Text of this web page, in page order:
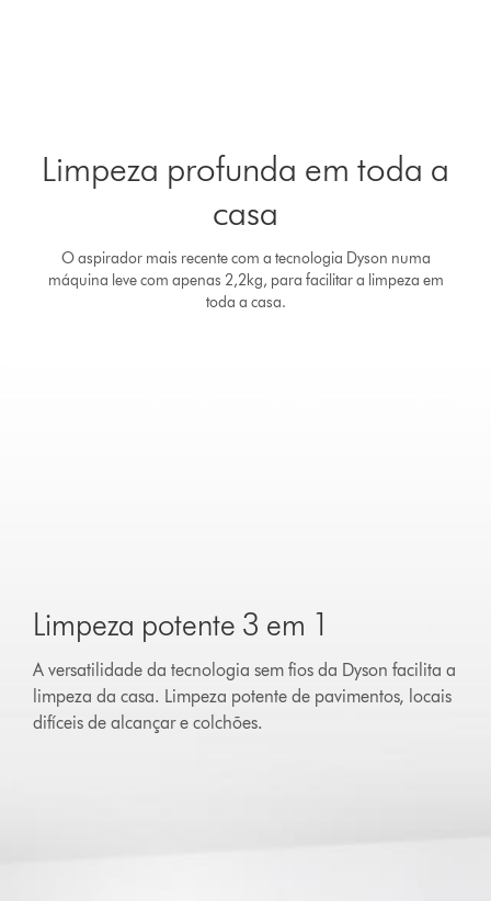
Limpeza profunda em toda a
casa
O aspirador mais recente com a tecnologia Dyson numa
máquina leve com apenas 2,2kg, para facilitar a limpeza em
toda a casa.
Limpeza potente 3 em 1
A versatilidade da tecnologia sem fios da Dyson facilita a
limpeza da casa. Limpeza potente de pavimentos, locais
difíceis de alcançar e colchões.